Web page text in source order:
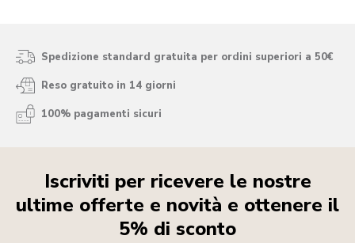
Spedizione standard gratuita per ordini superiori a 50€
Reso gratuito in 14 giorni
100% pagamenti sicuri
Iscriviti per ricevere le nostre
ultime offerte e novità e ottenere il
5% di sconto